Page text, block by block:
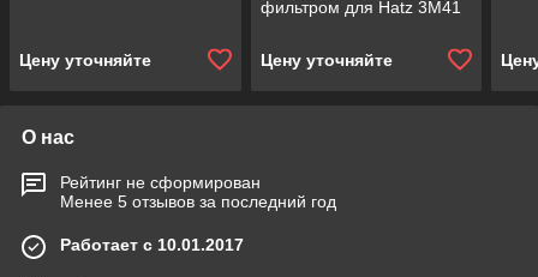
Цену уточняйте
фильтром для Hatz 3M41
Цену уточняйте
О нас
Рейтинг не сформирован
Менее 5 отзывов за последний год
Работает с 10.01.2017